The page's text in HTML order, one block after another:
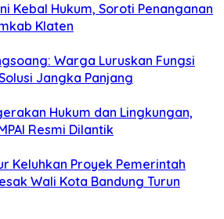
Kebal Hukum, Soroti Penanganan
Klaten
Warga Luruskan Fungsi
Jangka Panjang
Hukum dan Lingkungan,
Resmi Dilantik
Keluhkan Proyek Pemerintah
Wali Kota Bandung Turun